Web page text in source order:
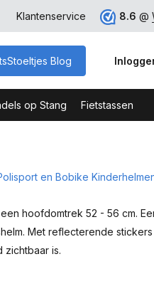
Bestellen - Webshop Keurmerk
Klantenservice 8.6 @
Blog
op Stang Fietstassen
en Bobike
hoofdomtrek 52 - 56 cm.
Met reflecterende
is.